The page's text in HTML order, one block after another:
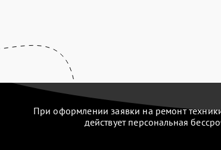
При оформлении заявки на ремонт
действует персональная